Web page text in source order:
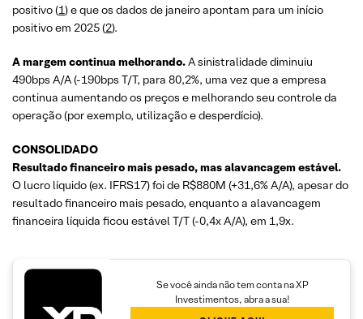
positivo (1) e que os dados de janeiro apontam para um início
positivo em 2025 (2).
A margem continua melhorando.A sinistralidade diminuiu
490bps A/A (-190bps T/T, para 80,2%, uma vez que a empresa
continua aumentando os preços e melhorando seu controle da
operação (por exemplo, utilização e desperdício).
CONSOLIDADO
Resultado financeiro mais pesado, mas alavancagem estável.
O lucro líquido (ex. IFRS17) foi de R$880M (+31,6% A/A), apesar do
resultado financeiro mais pesado, enquanto a alavancagem
financeira líquida ficou estável T/T (-0,4x A/A), em 1,9x.
Se você ainda não tem conta na XP
Investimentos, abra a sua!